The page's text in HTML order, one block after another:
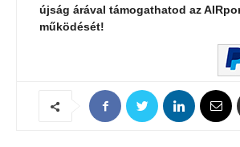
újság árával támogathatod az
működését!